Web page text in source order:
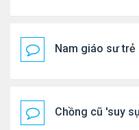
Nam giáo sư trẻ
Chồng cũ 'suy